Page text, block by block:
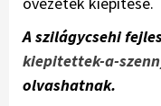
A szilágycsehi
kiepitettek-a-
olvashatnak.